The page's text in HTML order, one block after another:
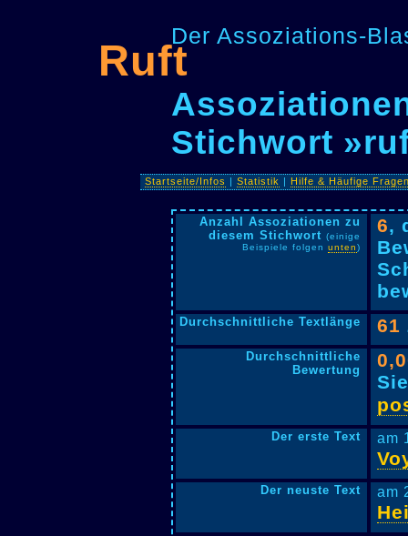
Der Assoziations-
Ruft
Stichwort
Startseite/Infos |Statistik |Hilfe & Häufige
Anzahl Assoziationen zu
diesem Stichwort (einige
Beispiele folgen unten)
6,
Durchschnittliche Textlänge 61
Durchschnittliche
Bewertung
Der erste Text am
Der neuste Text am